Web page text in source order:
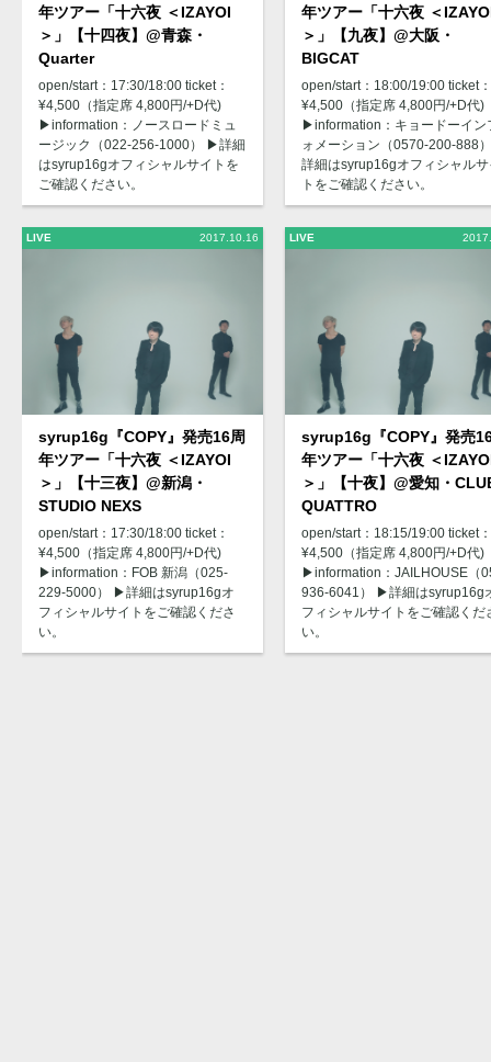
年ツアー「十六夜 ＜IZAYOI
＞」【十四夜】@青森・
Quarter
open/start：17:30/18:00 ticket：
¥4,500（指定席 4,800円/+D代)
▶︎information：ノースロードミュ
ージック（022-256-1000） ▶︎詳細
はsyrup16gオフィシャルサイトを
ご確認ください。
LIVE 2017.10.16
syrup16g『COPY』発売16周
年ツアー「十六夜 ＜IZAYOI
＞」【十三夜】@新潟・
STUDIO NEXS
open/start：17:30/18:00 ticket：
¥4,500（指定席 4,800円/+D代)
▶︎information：FOB 新潟（025-
229-5000） ▶︎詳細はsyrup16gオ
フィシャルサイトをご確認くださ
い。
年ツアー「十六夜 ＜
＞」【九夜】@大阪・
BIGCAT
open/start：18:00/19:00 ticket：
¥4,500（指定席 4,800円/+D代)
▶︎information：キョードーイン
ォメーション（0570-200-888
詳細はsyrup16gオフィシャルサ
トをご確認ください。
LIVE
syrup16g『COPY』発売
年ツアー「十六夜 ＜
＞」【十夜】@愛知・
QUATTRO
open/start：18:15/19:00 ticket：
¥4,500（指定席 4,800円/+D代)
▶︎information：JAILHOUSE（
936-6041） ▶︎詳細はsyrup16g
フィシャルサイトをご確認くだ
い。